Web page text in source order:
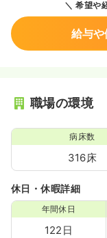
希望や
給与や
職場の環境
病床数
316床
休日・休暇詳細
年間休日
122日